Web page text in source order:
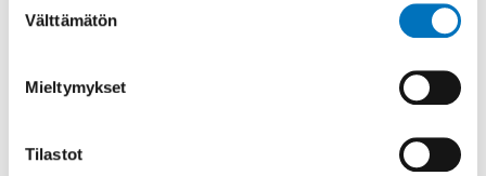
valinta
Välttämätön
Mieltymykset
Tilastot